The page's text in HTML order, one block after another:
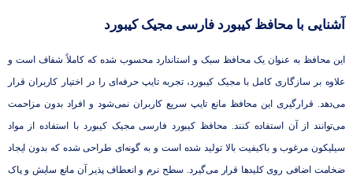
آشنایی با محافظ کیبورد فارسی مجیک کیبورد
این محافظ به عنوان یک محافظ سبک و استاندارد محسوب شده که کاملاً شفاف است و
علاوه بر سازگاری کامل با مجیک کیبورد، تجربه تایپ حرفه‌ای را در اختیار کاربران قرار
می‌دهد. قرارگیری این محافظ مانع تایپ سریع کاربران نمی‌شود و افراد بدون مزاحمت
می‌توانند از آن استفاده کنند. محافظ کیبورد فارسی مجیک کیبورد با استفاده از مواد
سیلیکون مرغوب و باکیفیت بالا تولید شده است و به گونه‌ای طراحی شده که بدون ایجاد
ضخامت اضافی روی کلیدها قرار می‌گیرد. سطح نرم و انعطاف پذیر آن مانع سایش و پاک